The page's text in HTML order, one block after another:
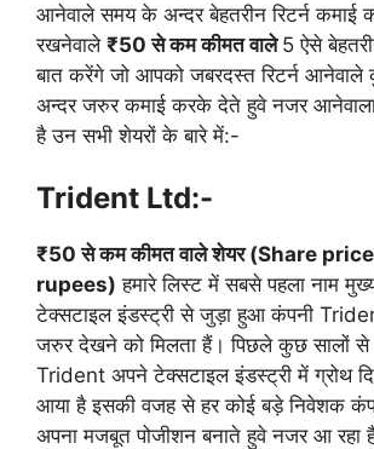
आनेवाले समय के अन्दर बेहतरीन रिटर्न कमाई
रखनेवाले ₹50 से कम कीमत वाले 5 ऐसे
बात करेंगे जो आपको जबरदस्त रिटर्न
अन्दर जरुर कमाई करके देते हुवे नजर
है उन सभी शेयरों के बारे में:-
Trident Ltd:-
₹50 से कम कीमत वाले शेयर (Share
rupees) हमारे लिस्ट में सबसे पहला नाम
टेक्सटाइल इंडस्ट्री से जुड़ा हुआ कंपनी
जरुर देखने को मिलता हैं। पिछले कुछ सालों से
Trident अपने टेक्सटाइल इंडस्ट्री में ग्रोथ
आया है इसकी वजह से हर कोई बड़े निवेशक
अपना मजबूत पोजीशन बनाते हुवे नजर आ रहा